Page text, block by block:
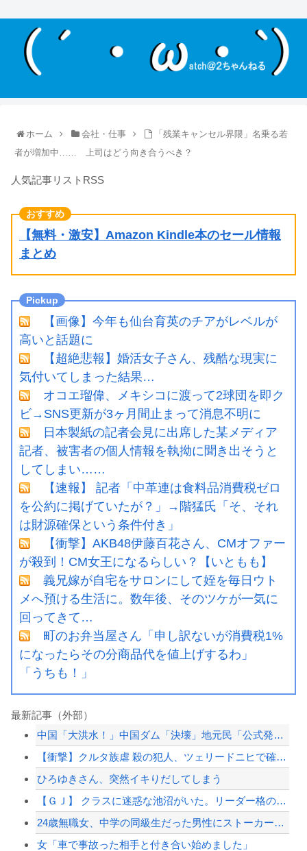
ホーム 会社・仕事
「残業キャンセル界隈」名乗る若
者が増加中…… 上司はどう向き合うべき？
人気記事リストRSS
【無料・激安】Amazon Kindle本のセール情報
まとめ
【画像】今年も仙台育英のチアがレベルが
高いと話題に
【超絶悲報】婚活女子さん、残酷な現実に
気付いてしまった結果…
オコエ瑠偉、メキシコに渡って2球団を即ク
ビ→SNS更新が3ヶ月間止まって消息不明に
日本製紙の記者会見に出席した某メディア
記者、被害者の個人情報を執拗に聞き出そうと
してしまい……
【速報】 記者「中革連は食料品消費税ゼロ
を公約に掲げていたが？」→階猛氏「そ、それ
は財源確保という条件付き」
【衝撃】AKB48伊藤百花さん、CMオファー
が殺到！CM女王になるらしい？【いともも】
義兄嫁が自宅をサロンにして姪を毎日ウト
メへ預ける生活に。数年後、そのツケが一気に
回ってきて…
町のお弁当屋さん「申し訳ないが消費税1%
になったらその分商品代を値上げするわ」
「うちも！」
最新記事（外部）
中国「大洪水！」中国ダム「決壊」地元民「公式発表より死者多い！」中国政府「住民拘...
【衝撃】クルタ族虐 殺の犯人、ツェリードニヒで確定！クロロの演劇のせいで2人も無...
ひろゆきさん、突然イキりだしてしまう
【ＧＪ】 クラスに迷惑な池沼がいた。リーダー格のＡ「なんで支援学級に入れないんで...
24歳無職女、中学の同級生だった男性にストーカーして逮捕 全く親しくないのに20...
女「車で事故った相手と付き合い始めました」